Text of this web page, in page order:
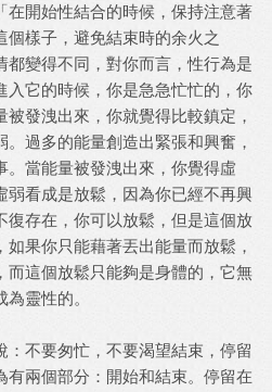
開始性結合的時候，保持注意著
個樣子，避免結束時的余火之
都變得不同，對你而言，性行為是
入它的時候，你是急急忙忙的，你
被發洩出來，你就覺得比較鎮定，
過多的能量創造出緊張和興奮，
。當能量被發洩出來，你覺得虛
弱看成是放鬆，因為你已經不再興
復存在，你可以放鬆，但是這個放
果你只能藉著丟出能量而放鬆，
而這個放鬆只能夠是身體的，它無
靈性的。
不要匆忙，不要渴望結束，停留
有兩個部分：開始和結束。停留在